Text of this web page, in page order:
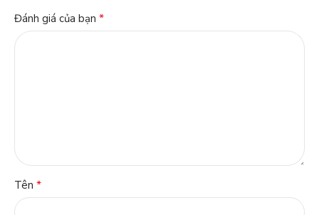
Đánh giá của bạn *
Tên *